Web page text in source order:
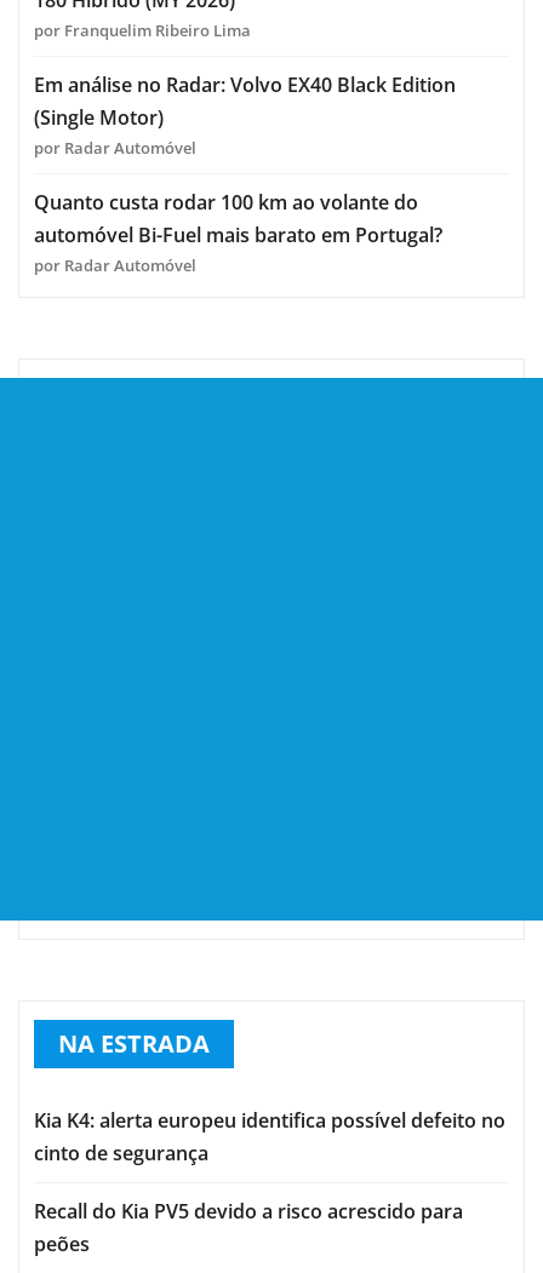
por Franquelim Ribeiro Lima
Em análise no Radar: Volvo EX40 Black Edition
(Single Motor)
por Radar Automóvel
Quanto custa rodar 100 km ao volante do
automóvel Bi-Fuel mais barato em Portugal?
por Radar Automóvel
NA ESTRADA
Kia K4: alerta europeu identifica possível defeito no
cinto de segurança
Recall do Kia PV5 devido a risco acrescido para
peões